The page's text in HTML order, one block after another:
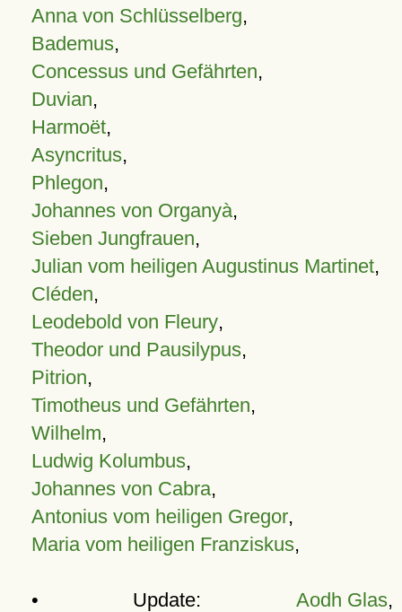
Anna von Schlüsselberg,
Bademus,
Concessus und Gefährten,
Duvian,
Harmoët,
Asyncritus,
Phlegon,
Johannes von Organyà,
Sieben Jungfrauen,
Julian vom heiligen Augustinus Martinet,
Cléden,
Leodebold von Fleury,
Theodor und Pausilypus,
Pitrion,
Timotheus und Gefährten,
Wilhelm,
Ludwig Kolumbus,
Johannes von Cabra,
Antonius vom heiligen Gregor,
Maria vom heiligen Franziskus,
• Update: Aodh Glas,